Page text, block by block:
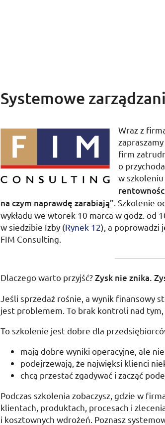
Systemowe
Wraz z
firm
o
w szkoleniu
na czym naprawdę zarabiają” . Szkolenie
wykładu we wtorek 10 marca wgodz. od
w siedzibie Izby (Rynek 12), a poprowadzi
FIM Consulting
Dlaczego warto przyjść?Zysk nie znika.
Jeśli sprzedaż rośnie, a wynik finansowy
jest problemem. To brak kontroli nad tym,
To szkolenie jest dobre dla
mają dobre wyniki operacyjne, ale nie
podejrzewają, że najwięksi klienci
chcą przestać zgadywać i zacząć
Podczas szkolenia zobaczysz, gdzie w
klientach, produktach, procesach i
i kosztownych wdrożeń. Poznasz